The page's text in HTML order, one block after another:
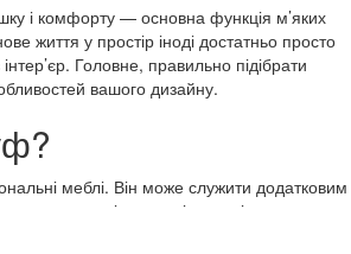
і комфорту — основна функція м’яких
життя у простір іноді достатньо просто
Головне, правильно підібрати
вашого дизайну.
меблі. Він може служити додатковим
для ніг, а деякі моделі —
зберігання речей.